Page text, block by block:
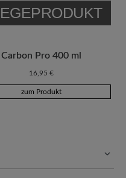
Carbon Pro 400 ml
16,95 €
zum Produkt